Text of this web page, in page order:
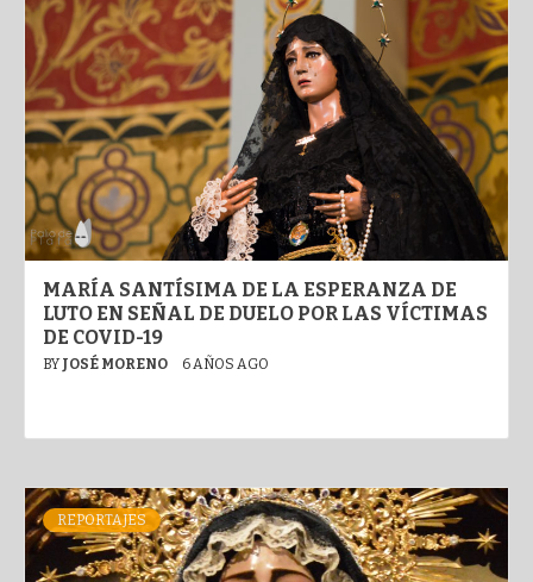
MARÍA SANTÍSIMA DE LA ESPERANZA DE
LUTO EN SEÑAL DE DUELO POR LAS VÍCTIMAS
DE COVID-19
BY JOSÉ MORENO 6 AÑOS AGO
REPORTAJES